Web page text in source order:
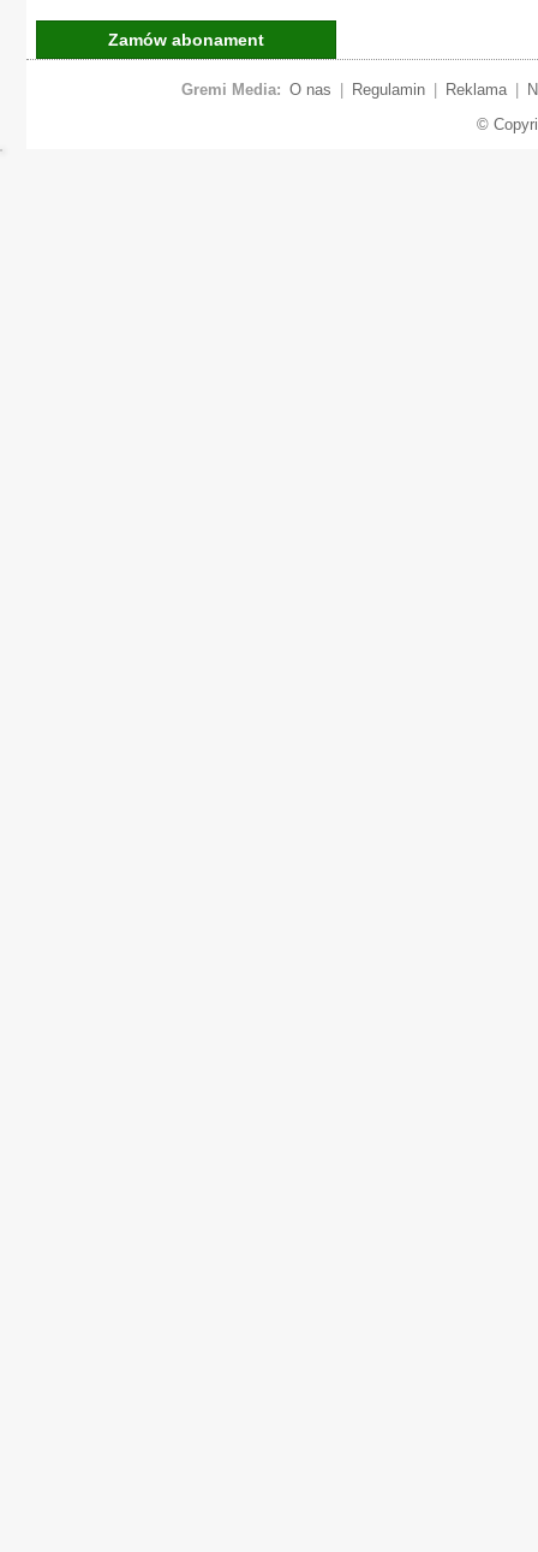
Zamów abonament
Gremi Media: O nas Regulamin Reklama
©